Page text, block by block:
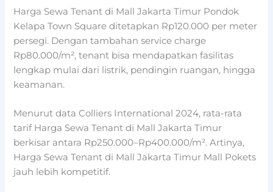
Harga Sewa Tenant di Mall Jakarta Timur Pondok
Kelapa Town Square ditetapkan Rp120.000 per meter
persegi. Dengan tambahan service charge
Rp80.000/m², tenant bisa mendapatkan fasilitas
lengkap mulai dari listrik, pendingin ruangan, hingga
keamanan.
Menurut data Colliers International 2024, rata-rata
tarif Harga Sewa Tenant di Mall Jakarta Timur
berkisar antara Rp250.000–Rp400.000/m². Artinya,
Harga Sewa Tenant di Mall Jakarta Timur Mall Pokets
jauh lebih kompetitif.